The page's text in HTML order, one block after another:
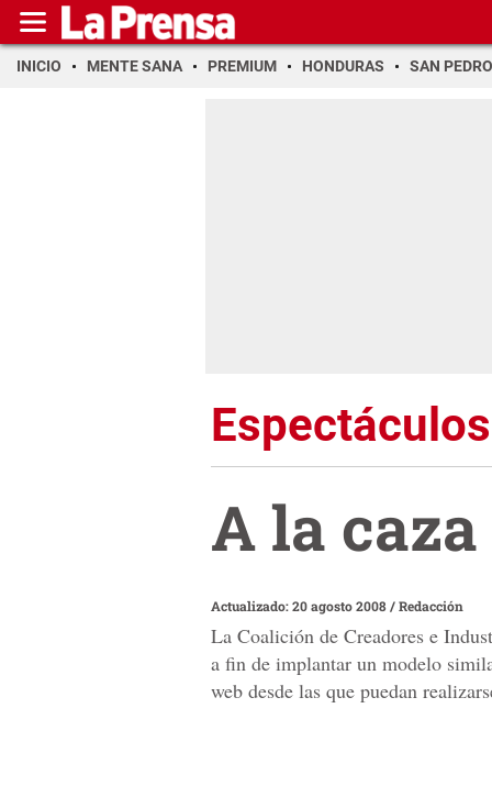
INICIO MENTE SANA PREMIUM HONDURAS SAN PEDRO
Espectáculos
A la
Actualizado: 20 agosto 2008/Redacción
La Coalición de Creadores e
a fin de implantar un modelo
web desde las que puedan